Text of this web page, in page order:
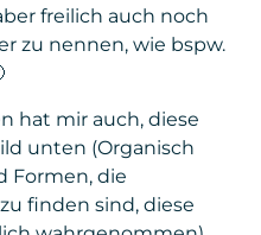
freilich auch noch
zu nennen, wie bspw.
hat mir auch, diese
unten (Organisch
Formen, die
finden sind, diese